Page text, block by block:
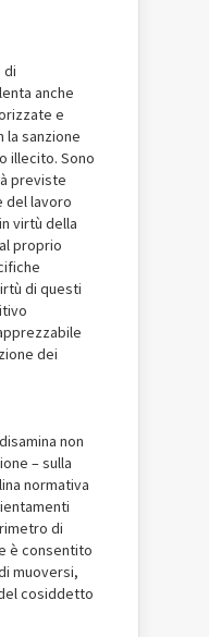
di
anche
e
la sanzione
illecito. Sono
previste
del lavoro
virtù della
proprio
di questi
dei
non
– sulla
normativa
di
è consentito
muoversi,
cosiddetto